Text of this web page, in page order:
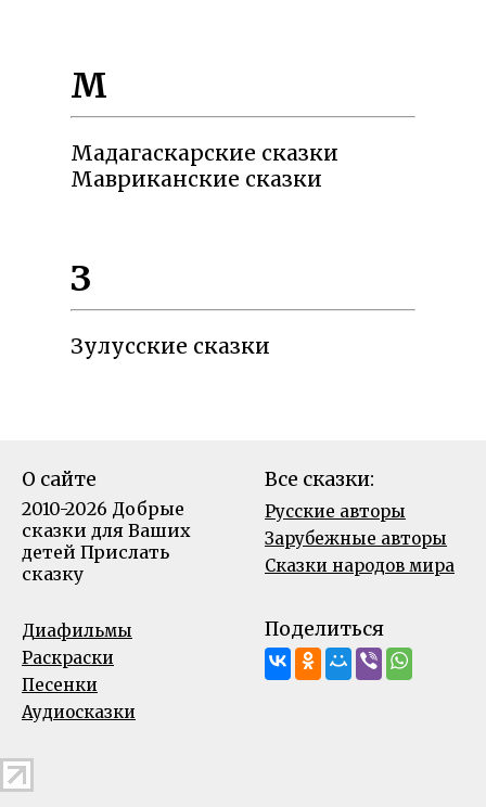
М
Мадагаскарские сказки
Мавриканские сказки
З
Зулусские сказки
О сайте
2010-2026 Добрые
сказки для Ваших
детей Прислать
сказку
Все сказки:
Русские авторы
Зарубежные авторы
Сказки народов мира
Диафильмы
Раскраски
Песенки
Аудиосказки
Поделиться